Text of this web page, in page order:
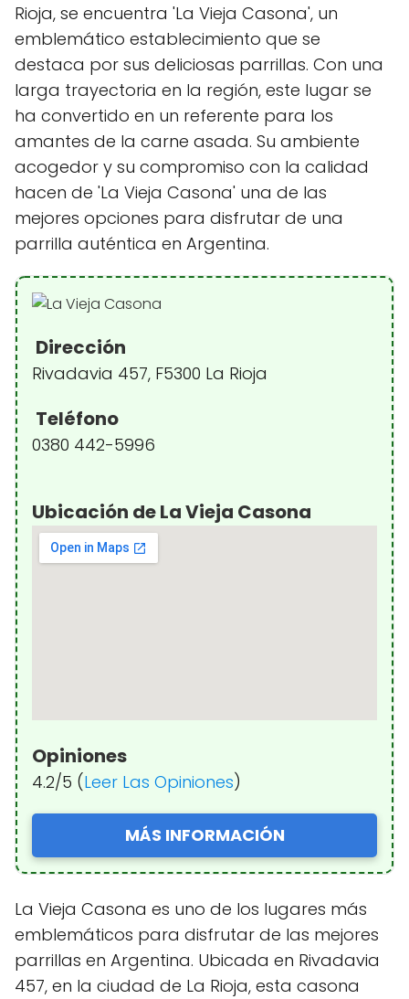
Rioja, se encuentra 'La Vieja Casona', un
emblemático establecimiento que se
destaca por sus deliciosas parrillas. Con una
larga trayectoria en la región, este lugar se
ha convertido en un referente para los
amantes de la carne asada. Su ambiente
acogedor y su compromiso con la calidad
hacen de 'La Vieja Casona' una de las
mejores opciones para disfrutar de una
parrilla auténtica en Argentina.
Dirección
Rivadavia 457, F5300 La Rioja
Teléfono
0380 442-5996
Ubicación de La Vieja Casona
Opiniones
4.2/5 (Leer Las Opiniones)
MÁS INFORMACIÓN
La Vieja Casona es uno de los lugares más
emblemáticos para disfrutar de las mejores
parrillas en Argentina. Ubicada en Rivadavia
457, en la ciudad de La Rioja, esta casona